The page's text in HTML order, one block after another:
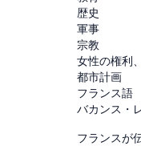
歴史
軍事
宗教
女性の権利
都市計画
フランス語
バカンス・
フランスが